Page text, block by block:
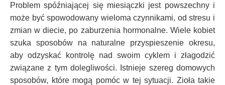
Problem spóźniającej się miesiączki jest powszechny i
może być spowodowany wieloma czynnikami, od stresu i
zmian w diecie, po zaburzenia hormonalne. Wiele kobiet
szuka sposobów na naturalne przyspieszenie okresu,
aby odzyskać kontrolę nad swoim cyklem i złagodzić
związane z tym dolegliwości. Istnieje szereg domowych
sposobów, które mogą pomóc w tej sytuacji. Zioła takie